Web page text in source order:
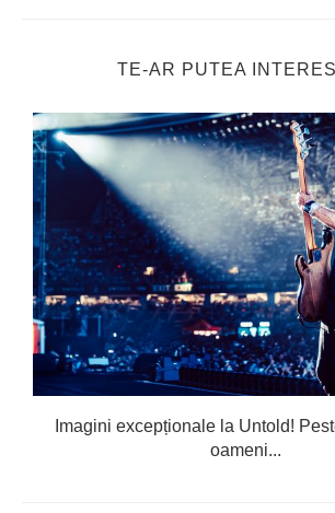
TE-AR PUTEA
Imagini excepționale la Untold!
oameni...